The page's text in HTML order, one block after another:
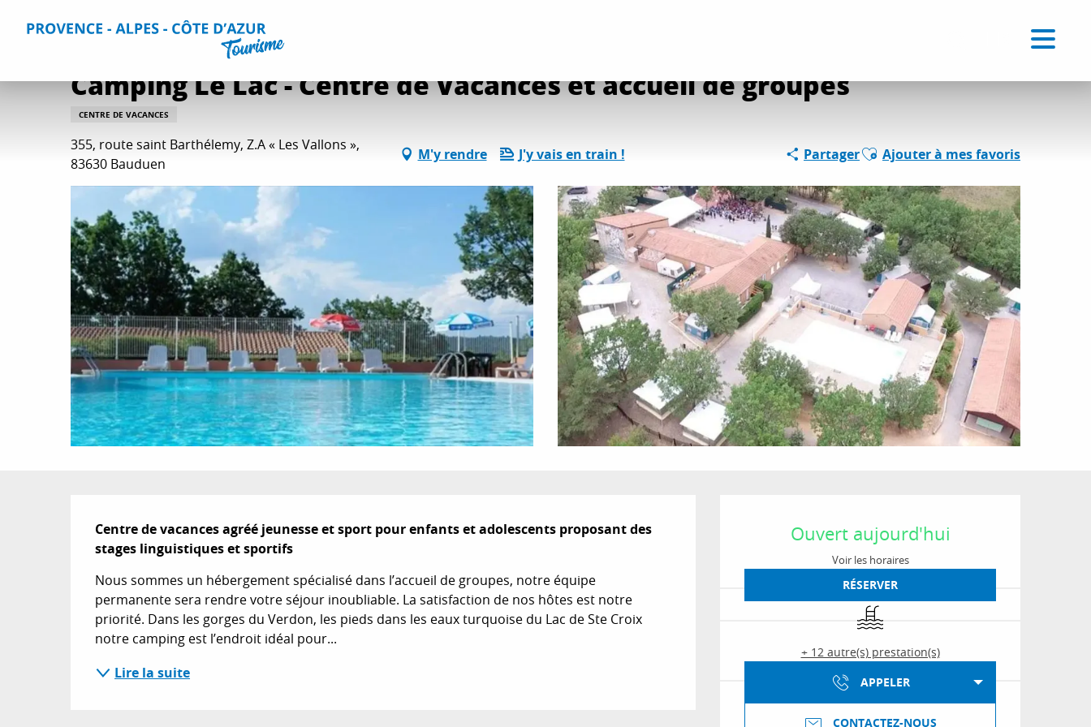
Accueil Séjourner Hébergements
Camping Le Lac - Centre de Vacances et accueil de groupes
CENTRE DE VACANCES
355, route saint Barthélemy, Z.A « Les Vallons »,
83630 Bauduen
M'y rendre J'y vais en train ! PartagerAjouter aux favoris
Ajouter à mes favoris
Ouverture et
Ouvert aujourd'hui
Voir les horaires
RÉSERVER
Piscine
+ 12 autre(s) prestation(s)
APPELER
CONTACTEZ-NOUS
Description
Centre de vacances agréé jeunesse et sport pour enfants et adolescents proposant des
stages linguistiques et sportifs
Nous sommes un hébergement spécialisé dans l’accueil de groupes, notre équipe
permanente sera rendre votre séjour inoubliable. La satisfaction de nos hôtes est notre
priorité. Dans les gorges du Verdon, les pieds dans les eaux turquoise du Lac de Ste Croix
notre camping est l’endroit idéal pour...
Lire la suite